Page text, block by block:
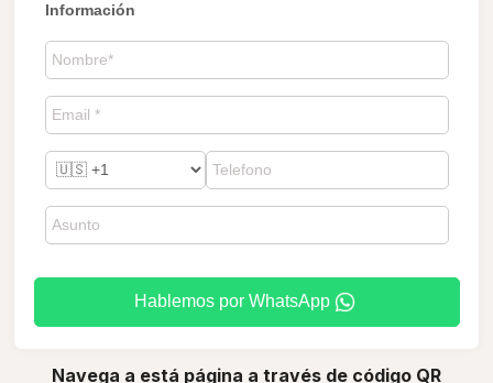
Información
Hablemos por WhatsApp
Navega a está página a través de código QR